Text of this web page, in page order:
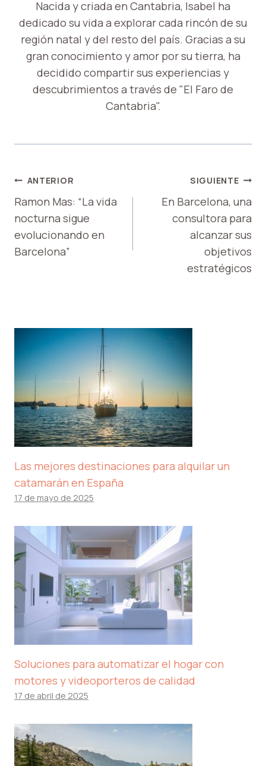
Nacida y criada en Cantabria, Isabel ha
dedicado su vida a explorar cada rincón de su
región natal y del resto del país. Gracias a su
gran conocimiento y amor por su tierra, ha
decidido compartir sus experiencias y
descubrimientos a través de "El Faro de
Cantabria".
NAVEGACIÓN
DE
ENTRADAS
ANTERIOR
Ramon Mas: “La vida
nocturna sigue
evolucionando en
Barcelona”
SIGUIENTE
En Barcelona, ​​una
consultora para
alcanzar sus
objetivos
estratégicos
Las mejores destinaciones para alquilar un
catamarán en España
17 de mayo de 2025
Soluciones para automatizar el hogar con
motores y videoporteros de calidad
17 de abril de 2025